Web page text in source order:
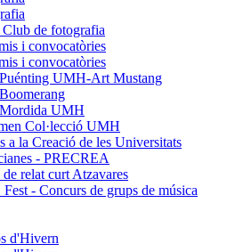
de fotografia
i convocatòries
i convocatòries
UMH-Art Mustang
UMH
Col·lecció UMH
a la Creació de les Universitats
- PRECREA
relat curt Atzavares
- Concurs de grups de música
d'Hivern